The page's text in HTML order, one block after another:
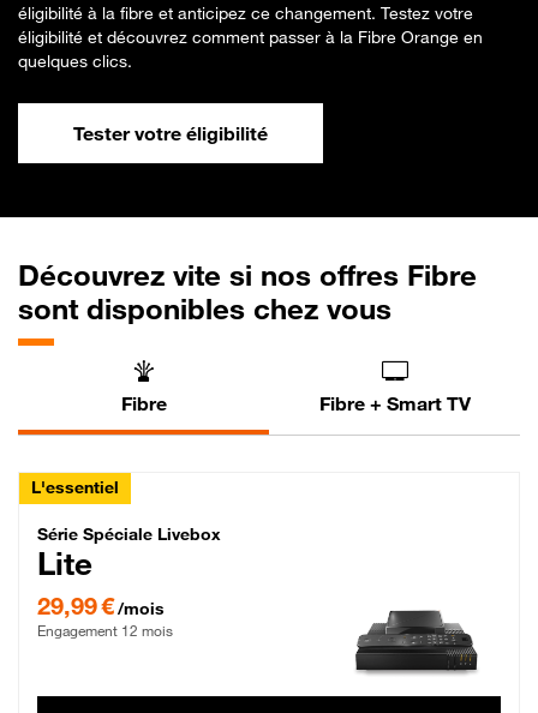
éligibilité à la fibre et anticipez ce changement. Testez votre
éligibilité et découvrez comment passer à la Fibre Orange en
quelques clics.
Tester votre éligibilité
Découvrez vite si nos offres Fibre
sont disponibles chez vous
Fibre Fibre + Smart TV
L'essentiel
Série Spéciale Livebox Lite Fibre
Série Spéciale Livebox
Lite
29,99 €/mois
Engagement 12 mois